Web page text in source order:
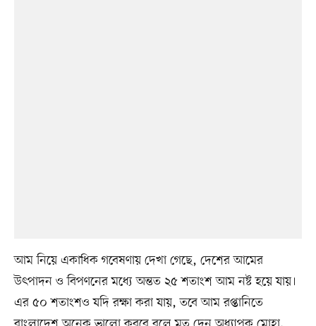
আম নিয়ে একাধিক গবেষণায় দেখা গেছে, দেশের আমের
উৎপাদন ও বিপণনের মধ্যে অন্তত ২৫ শতাংশ আম নষ্ট হয়ে যায়।
এর ৫০ শতাংশও যদি রক্ষা করা যায়, তবে আম রপ্তানিতে